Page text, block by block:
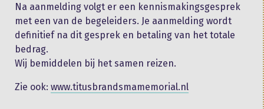
Na aanmelding volgt er een kennismakingsgesprek
met een van de begeleiders. Je aanmelding wordt
definitief na dit gesprek en betaling van het totale
bedrag.
Wij bemiddelen bij het samen reizen.
Zie ook: www.titusbrandsmamemorial.nl